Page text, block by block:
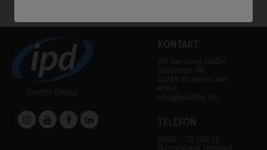
KONTAKT
IPD Germany GmbH
Grabenstr. 18
40789 Monheim am
Rhein
info@ipd2004.de
TELEFON
0800 – 28 300 28
(Kostenlose Hotline)